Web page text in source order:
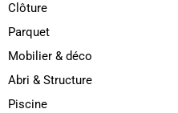
Clôture
Parquet
Mobilier & déco
Abri & Structure
Piscine